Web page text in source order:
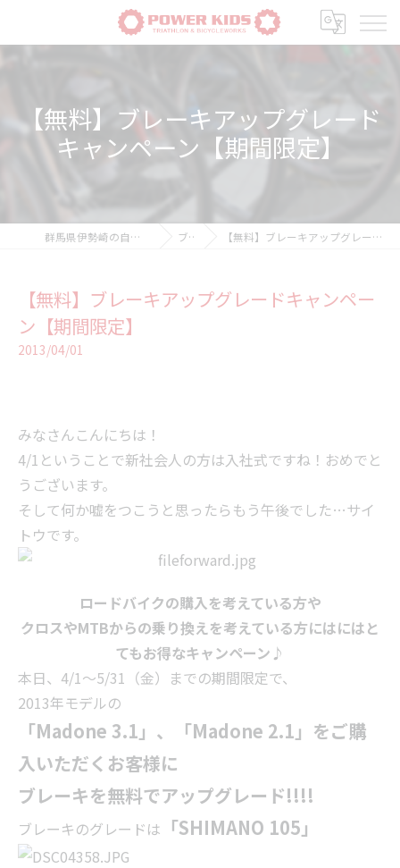
【無料】ブレーキアップグレード
キャンペーン【期間限定】
群馬県伊勢崎の自転車ならPOWER-KIDS ブログ 【無料】ブレーキアップグレードキャンペーン【期間限定】
【無料】ブレーキアップグレードキャンペー
ン【期間限定】
2013/04/01
みなさんこんにちは！
4/1ということで新社会人の方は入社式ですね！おめでと
うございます。
そして何か嘘をつこうと思ったらもう午後でした…サイ
トウです。
ロードバイクの購入を考えている方や
クロスやMTBからの乗り換えを考えている方にはにはと
てもお得なキャンペーン♪
本日、4/1～5/31（金）までの期間限定で、
2013年モデルの
「Madone 3.1」、「Madone 2.1」をご購
入いただくお客様に
ブレーキを無料でアップグレード!!!!
ブレーキのグレードは 「SHIMANO 105」